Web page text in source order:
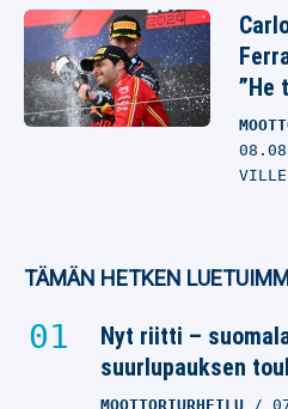
”He
VILLE
TÄMÄN HETKEN
Nyt riitti –
suurlupauksen
MOOTTORIURHEILU